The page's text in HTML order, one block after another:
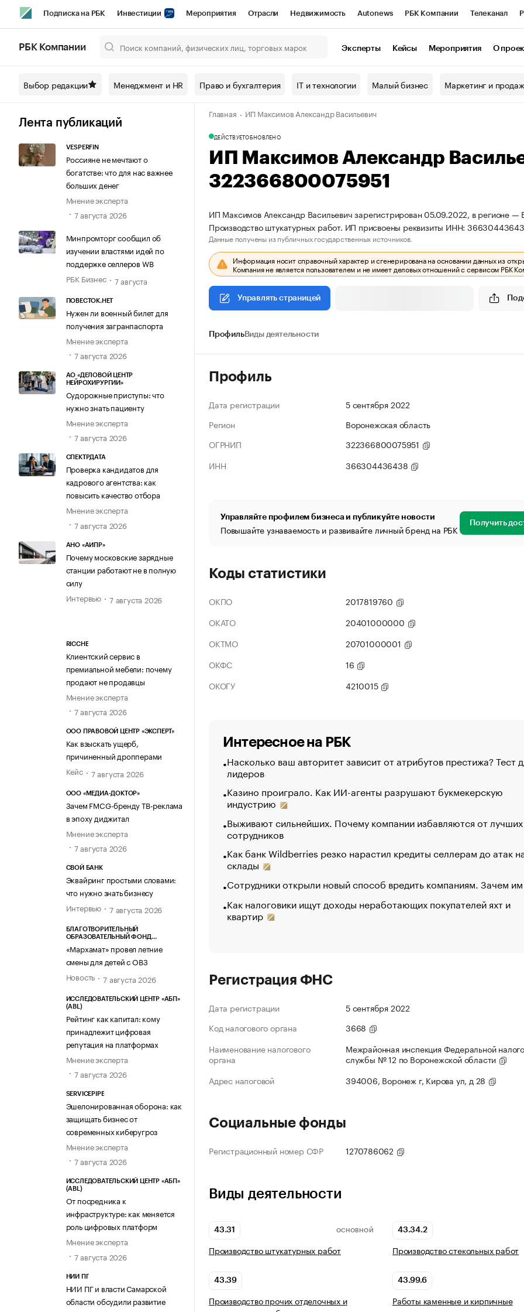
Подписка на РБК Инвестиции Мероприятия Отрасли Недвижимость Autonews РБК Компании Телеканал
Спецпроекты СПб Конференции СПб Спецпроекты Проверка контрагентов
Технологии и медиа Рынок наличной валюты
РБК Компании Эксперты Кейсы Мероприятия О
Выбор редакции Менеджмент и HR Право и бухгалтерия IT и технологии Малый бизнес Маркетинг и
Лента публикаций
VESPERFIN
Россияне не мечтают о
богатстве: что для нас важнее
больших денег
Мнение эксперта
7 августа 2026
Минпромторг сообщил об
изучении властями идей по
поддержке селлеров WB
РБК Бизнес
7 августа
ПОВЕСТОК.НЕТ
Нужен ли военный билет для
получения загранпаспорта
Мнение эксперта
7 августа 2026
АО «ДЕЛОВОЙ ЦЕНТР
НЕЙРОХИРУРГИИ»
Судорожные приступы: что
нужно знать пациенту
Мнение эксперта
7 августа 2026
СПЕКТРДАТА
Проверка кандидатов для
кадрового агентства: как
повысить качество отбора
Мнение эксперта
7 августа 2026
АНО «АИПР»
Почему московские зарядные
станции работают не в полную
силу
Интервью
7 августа 2026
RICCHE
Клиентский сервис в
премиальной мебели: почему
продают не продавцы
Мнение эксперта
7 августа 2026
ООО ПРАВОВОЙ ЦЕНТР «ЭКСПЕРТ»
Как взыскать ущерб,
причиненный дропперами
Кейс
7 августа 2026
ООО «МЕДИА-ДОКТОР»
Зачем FMCG-бренду ТВ-реклама
в эпоху диджитал
Мнение эксперта
7 августа 2026
СВОЙ БАНК
Эквайринг простыми словами:
что нужно знать бизнесу
Интервью
7 августа 2026
БЛАГОТВОРИТЕЛЬНЫЙ
ОБРАЗОВАТЕЛЬНЫЙ ФОНД
«Мархамат» провел летние
смены для детей с ОВЗ
Новость
7 августа 2026
ИССЛЕДОВАТЕЛЬСКИЙ ЦЕНТР «АБП»
(ABL)
Рейтинг как капитал: кому
принадлежит цифровая
репутация на платформах
Мнение эксперта
7 августа 2026
SERVICEPIPE
Эшелонированная оборона: как
защищать бизнес от
современных киберугроз
Мнение эксперта
7 августа 2026
ИССЛЕДОВАТЕЛЬСКИЙ ЦЕНТР «АБП»
(ABL)
От посредника к
инфраструктуре: как меняется
роль цифровых платформ
Мнение эксперта
7 августа 2026
НИИ ПГ
НИИ ПГ и власти Самарской
области обсудили развитие
Главная ИП Максимов Александр Васильевич
ДЕЙСТВУЕТОБНОВЛЕНО
ИП Максимов Александр
322366800075951
ИП Максимов Александр Васильевич зарегистрирован 05.09.2022, в регионе —
Производство штукатурных работ. ИП присвоены реквизиты ИНН:
Данные получены из публичных государственных источников.
Информация носит справочный характер и сгенерирована на основании данных из
Компания не является пользователем и не имеет деловых отношений с сервисом РБК
Управлять страницей
ПрофильВиды деятельности
Профиль
Дата регистрации
5 сентября 2022
Регион
Воронежская область
ОГРНИП
322366800075951
ИНН
366304436438
Управляйте профилем бизнеса и публикуйте новости
Повышайте узнаваемость и развивайте личный бренд на РБК Получить
Коды статистики
ОКПО
2017819760
ОКАТО
20401000000
ОКТМО
20701000001
ОКФС
16
ОКОГУ
4210015
Интересное на РБК
Насколько ваш авторитет зависит от атрибутов престижа? Тест
лидеров
Казино проиграло. Как ИИ-агенты разрушают букмекерскую
индустрию
Выживают сильнейших. Почему компании избавляются от лучших
сотрудников
Как банк Wildberries резко нарастил кредиты селлерам до атак
склады
Сотрудники открыли новый способ вредить компаниям. Зачем
Как налоговики ищут доходы неработающих покупателей яхт и
квартир
Регистрация ФНС
Дата регистрации
5 сентября 2022
Код налогового органа
3668
Наименование налогового
органа
Межрайонная инспекция Федеральной
службы № 12 по Воронежской области
Адрес налоговой
394006, Воронеж г, Кирова ул, д 28
Социальные фонды
Регистрационный номер СФР 1270786062
Виды деятельности
43.31 ОСНОВНОЙ
Производство штукатурных работ
43.34.2
Производство стекольных работ
43.39
Производство прочих отделочных и
43.99.6
Работы каменные и кирпичные